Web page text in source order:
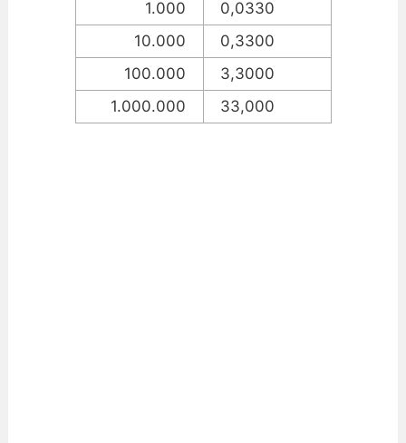
1.000
0,0330
10.000
0,3300
100.000
3,3000
1.000.000
33,000